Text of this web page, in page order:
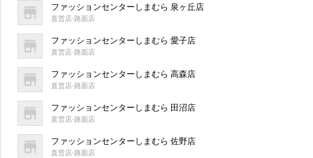
ファッションセンターしまむら 泉ヶ丘店
直営店·路面店
ファッションセンターしまむら 愛子店
直営店·路面店
ファッションセンターしまむら 高森店
直営店·路面店
ファッションセンターしまむら 田沼店
直営店·路面店
ファッションセンターしまむら 佐野店
直営店·路面店